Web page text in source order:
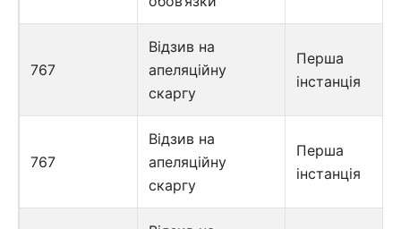
767
Відзив на
апеляційну
скаргу
Перша
інстанція
767
Відзив на
апеляційну
скаргу
Перша
інстанція